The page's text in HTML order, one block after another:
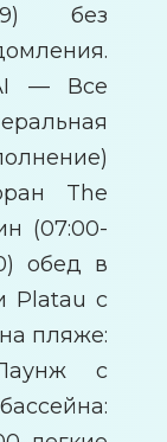
19) без
— Все
The
(07:00-
обед в
Platau с
пляже:
с